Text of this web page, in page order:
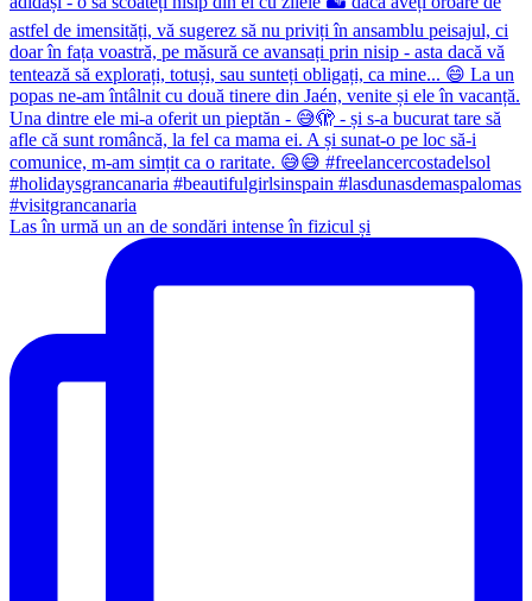
Las în urmă un an de sondări intense în fizicul și